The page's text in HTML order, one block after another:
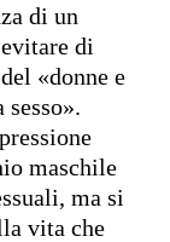
di un
di
«donne e
maschile
ma si
vita che